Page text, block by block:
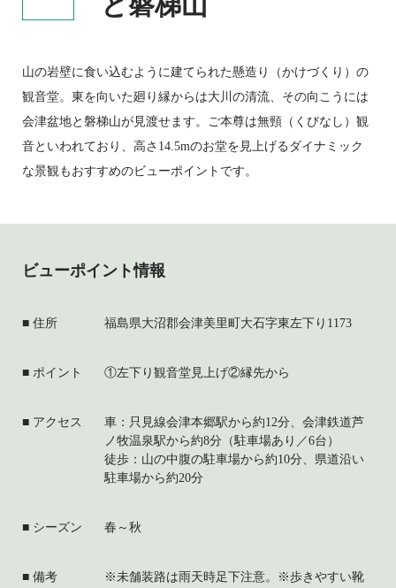
山の岩壁に食い込むように建てられた懸造り（かけづくり）の
観音堂。東を向いた廻り縁からは大川の清流、その向こうには
会津盆地と磐梯山が見渡せます。ご本尊は無頸（くびなし）観
音といわれており、高さ14.5mのお堂を見上げるダイナミック
な景観もおすすめのビューポイントです。
ビューポイント情報
住所 福島県大沼郡会津美里町大石字東左下り1173
ポイント ①左下り観音堂見上げ②縁先から
アクセス
車：只見線会津本郷駅から約12分、会津鉄道芦
ノ牧温泉駅から約8分（駐車場あり／6台）
徒歩：山の中腹の駐車場から約10分、県道沿い
駐車場から約20分
シーズン 春～秋
備考
※未舗装路は雨天時足下注意。※歩きやすい靴